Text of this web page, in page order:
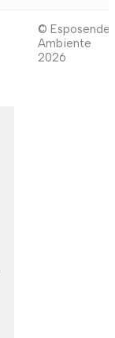
© Esposende
Ambiente
2026